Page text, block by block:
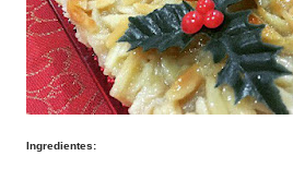
Ingredientes: